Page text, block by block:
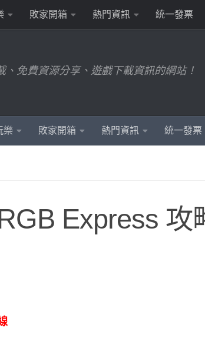
敗家開箱 熱門資訊 統一發票
、免費資源分享、遊戲下載資訊的網站！
樂 敗家開箱 熱門資訊 統一發票
Express 攻